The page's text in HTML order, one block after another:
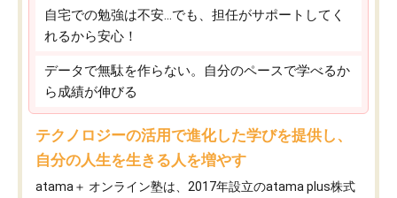
自宅での勉強は不安…でも、担任がサポートしてく
れるから安心！
データで無駄を作らない。自分のペースで学べるか
ら成績が伸びる
テクノロジーの活用で進化した学びを提供し、
自分の人生を生きる人を増やす
atama＋ オンライン塾は、2017年設立のatama plus株式